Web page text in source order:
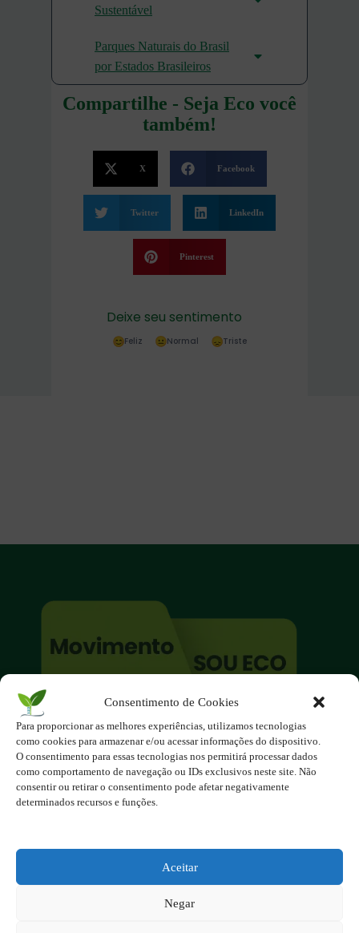
Consentimento de Cookies
Para proporcionar as melhores experiências, utilizamos tecnologias
como cookies para armazenar e/ou acessar informações do dispositivo.
O consentimento para essas tecnologias nos permitirá processar dados
como comportamento de navegação ou IDs exclusivos neste site. Não
consentir ou retirar o consentimento pode afetar negativamente
determinados recursos e funções.
Aceitar
Negar
Sustentável
Parques Naturais do Brasil
por Estados Brasileiros
Compartilhe - Seja Eco você
também!
X Facebook
Twitter LinkedIn
Pinterest
Deixe seu sentimento
Feliz Normal Triste
O site é um movimento ambientalista!
Participe você também!
Podemos fazer muito
se nos unirmos!
Inscreva-se na Newsletter
2025 - Todos os direitos reservados à